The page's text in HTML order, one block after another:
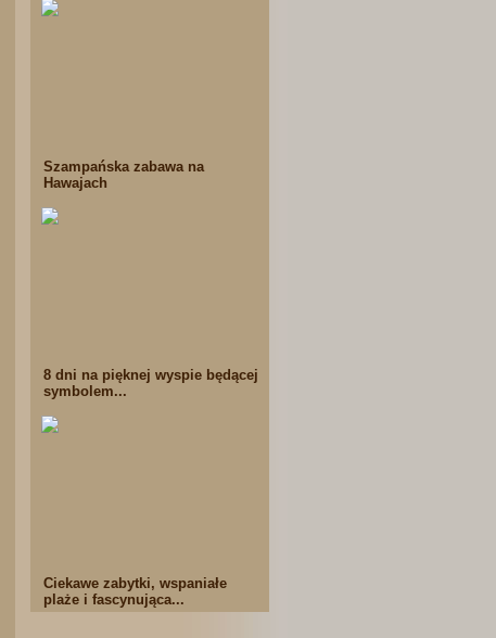
Szampańska zabawa na
Hawajach
8 dni na pięknej wyspie będącej
symbolem...
Ciekawe zabytki, wspaniałe
plaże i fascynująca...